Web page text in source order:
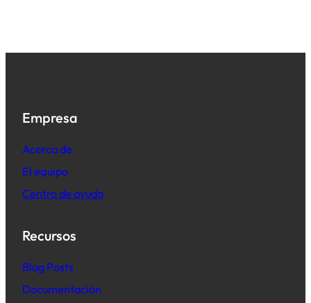
Empresa
Acerca de
El equipo
Centro de ayuda
Recursos
Blog Posts
Documentación